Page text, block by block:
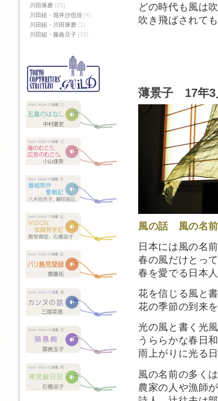
どの時代も風は
吹き飛ばされて
薄景子 17年3
風の話 風の名
日本には風の名
春の風だけとっ
春を愛でる日本
花を信じる風と
花の季節の到来
光の風と書く光
うららかな春日
雨上がりに光る
風の名前の多く
農家の人や漁師
川田琢磨 (25)
川田組・堀井沙也佳 (4)
川田組・川田琢磨 (1)
川田組・藤曲旦子 (10)